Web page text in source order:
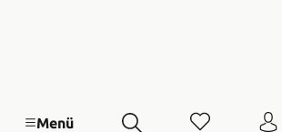
Menü